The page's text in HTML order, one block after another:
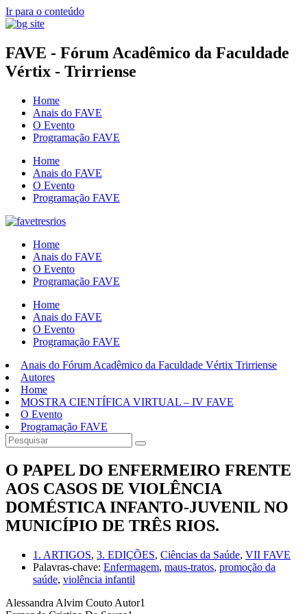
Ir para o conteúdo
FAVE - Fórum Acadêmico da Faculdade
Vértix - Trirriense
Home
Anais do FAVE
O Evento
Programação FAVE
Home
Anais do FAVE
O Evento
Programação FAVE
Home
Anais do FAVE
O Evento
Programação FAVE
Home
Anais do FAVE
O Evento
Programação FAVE
Anais do Fórum Acadêmico da Faculdade Vértix Trirriense
Autores
Home
MOSTRA CIENTÍFICA VIRTUAL – IV FAVE
O Evento
Programação FAVE
O PAPEL DO ENFERMEIRO FRENTE
AOS CASOS DE VIOLÊNCIA
DOMÉSTICA INFANTO-JUVENIL NO
MUNICÍPIO DE TRÊS RIOS.
1. ARTIGOS, 3. EDIÇÕES, Ciências da Saúde, VII FAVE
Palavras-chave: Enfermagem, maus-tratos, promoção da
saúde, violência infantil
Alessandra Alvim Couto Autor1